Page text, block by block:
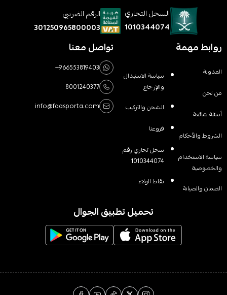
السجل التجاري
1010344074
الرقم الضريبي
301250965800003
روابط مهمة
المدونة
من نحن
أسئلة شائعة
الشروط والأحكام
سياسة الاستخدام
والخصوصية
الضمان والصيانة
سياسة الاستبدال
والإرجاع
الشحن والتركيب
فروعنا
سجل تجاري رقم
1010344074
نقاط الولاء
تواصل معنا
+966553819403
8001240377
info@faasporta.com
تحميل تطبيق الجوال